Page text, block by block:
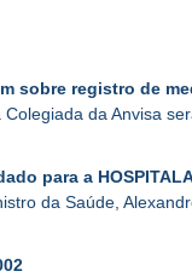
sobre registro de
da Anvisa
para a
da Saúde,